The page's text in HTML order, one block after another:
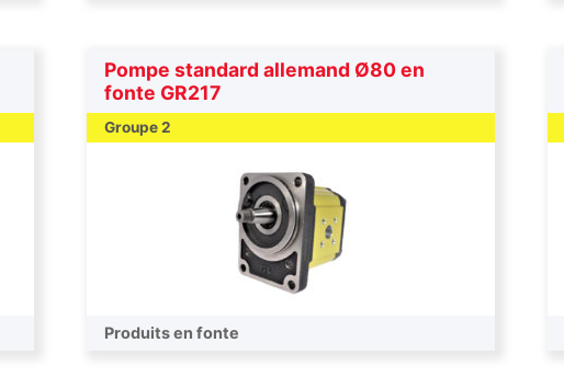
Pompe standard allemand Ø80 en
fonte GR217
Groupe 2
Produits en fonte